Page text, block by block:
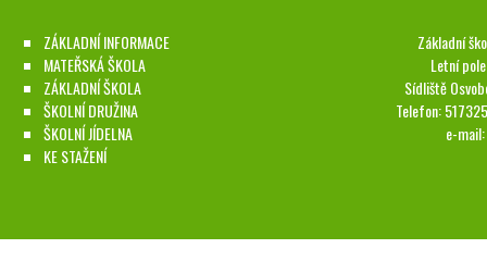
ZÁKLADNÍ INFORMACE
MATEŘSKÁ ŠKOLA
ZÁKLADNÍ ŠKOLA
ŠKOLNÍ DRUŽINA
ŠKOLNÍ JÍDELNA
KE STAŽENÍ
Základní
Letní
Sídliště
Telefon:
e-mail: